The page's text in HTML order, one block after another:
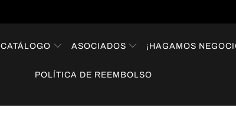
CATÁLOGO ASOCIADOS ¡HAGAMOS
POLÍTICA DE REEMBOLSO